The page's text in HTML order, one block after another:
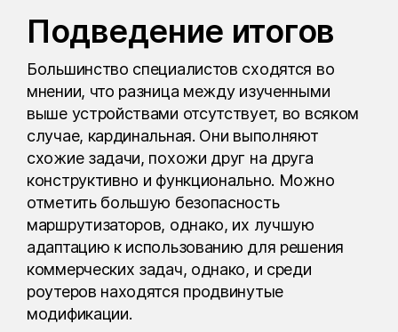
Подведение итогов
Большинство специалистов сходятся во
мнении, что разница между изученными
выше устройствами отсутствует, во всяком
случае, кардинальная. Они выполняют
схожие задачи, похожи друг на друга
конструктивно и функционально. Можно
отметить большую безопасность
маршрутизаторов, однако, их лучшую
адаптацию к использованию для решения
коммерческих задач, однако, и среди
роутеров находятся продвинутые
модификации.